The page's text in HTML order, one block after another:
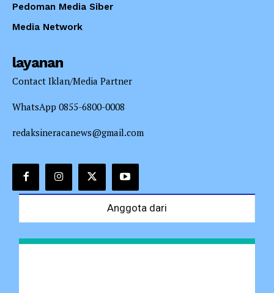
Pedoman Media Siber
Media Network
layanan
Contact Iklan/Media Partner
WhatsApp 0855-6800-0008
redaksineracanews@gmail.com
Anggota dari